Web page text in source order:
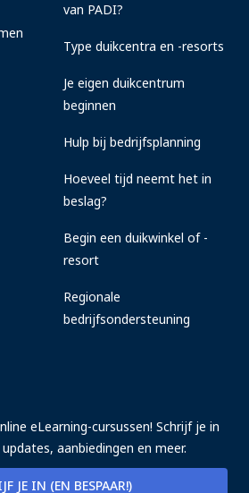
van PADI?
Type duikcentra en -resorts
Je eigen duikcentrum
beginnen
Hulp bij bedrijfsplanning
Hoeveel tijd neemt het in
beslag?
Begin een duikwinkel of -
resort
Regionale
bedrijfsondersteuning
eLearning-cursussen! Schrijf je in
aanbiedingen en meer.
JE IN (EN BESPAAR!)